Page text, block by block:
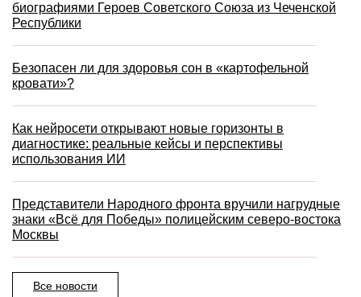
биографиями Героев Советского Союза из Чеченской
Республики
Безопасен ли для здоровья сон в «картофельной
кровати»?
Как нейросети открывают новые горизонты в
диагностике: реальные кейсы и перспективы
использования ИИ
Представители Народного фронта вручили нагрудные
знаки «Всё для Победы» полицейским северо-востока
Москвы
Все новости